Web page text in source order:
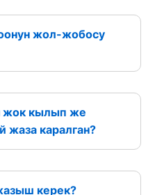
жол-жобосу
жок кылып же
жаза каралган?
керек?